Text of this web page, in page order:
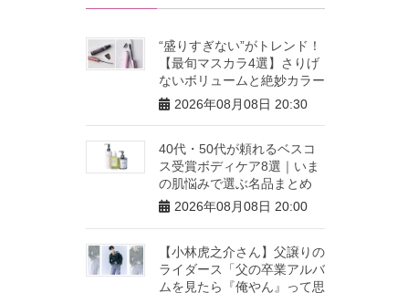
“盛りすぎない”がトレンド！
【最旬マスカラ4選】さりげ
ないボリュームと絶妙カラー
2026年08月08日 20:30
40代・50代が頼れるベスコ
ス受賞ボディケア8選｜いま
の肌悩みで選ぶ名品まとめ
2026年08月08日 20:00
【小林虎之介さん】父譲りの
ライダース「父の卒業アルバ
ムを見たら『俺やん』って思